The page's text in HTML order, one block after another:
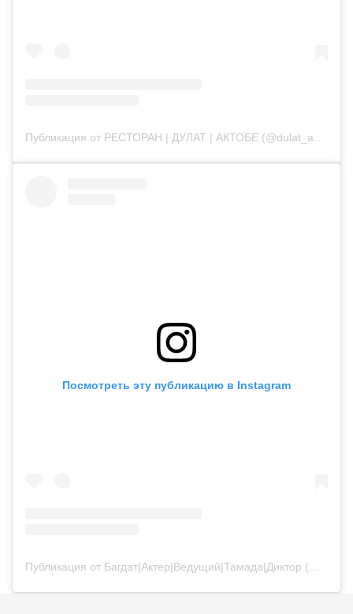
Посмотреть эту публикацию в Instagram